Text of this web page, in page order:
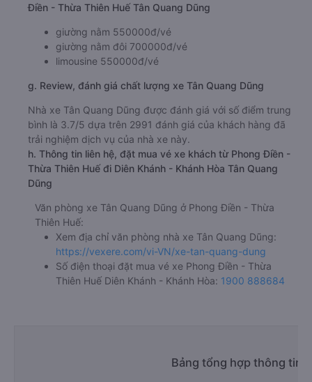
Điền - Thừa Thiên Huế Tân Quang Dũng
giường nằm 550000đ/vé
giường nằm đôi 700000đ/vé
limousine 550000đ/vé
g. Review, đánh giá chất lượng xe Tân Quang Dũng
Nhà xe Tân Quang Dũng được đánh giá với số điểm trung
bình là 3.7/5 dựa trên 2991 đánh giá của khách hàng đã
trải nghiệm dịch vụ của nhà xe này.
h. Thông tin liên hệ, đặt mua vé xe khách từ Phong Điền -
Thừa Thiên Huế đi Diên Khánh - Khánh Hòa Tân Quang
Dũng
Văn phòng xe Tân Quang Dũng ở Phong Điền - Thừa
Thiên Huế:
Xem địa chỉ văn phòng nhà xe Tân Quang Dũng:
https://vexere.com/vi-VN/xe-tan-quang-dung
Số điện thoại đặt mua vé xe Phong Điền - Thừa
Thiên Huế Diên Khánh - Khánh Hòa: 1900 888684
Bảng tổng hợp thông tin